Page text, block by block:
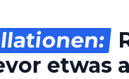
etwas